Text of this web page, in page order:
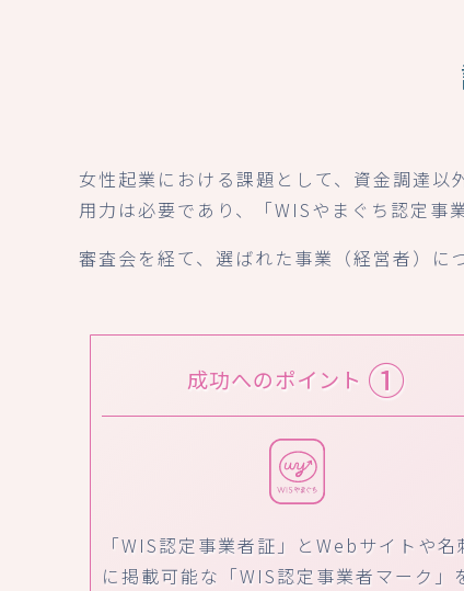
女性起業における課題として、資金調達
用力は必要であり、「WISやまぐち認定事
審査会を経て、選ばれた事業（経営者）に
成功へのポイント ①
「WIS認定事業者証」とWebサイトや名
に掲載可能な「WIS認定事業者マーク」